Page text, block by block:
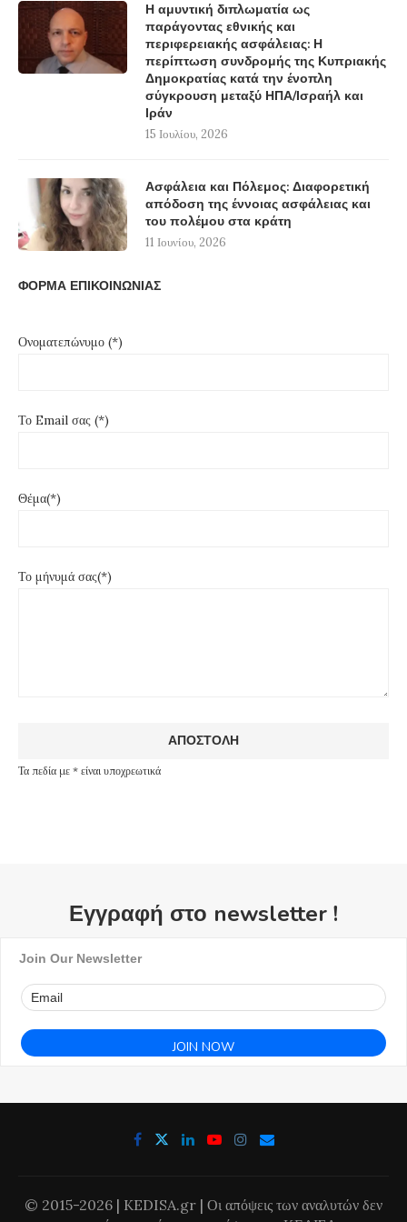
Η αμυντική διπλωματία ως
παράγοντας εθνικής και
περιφερειακής ασφάλειας: Η
περίπτωση συνδρομής της Κυπριακής
Δημοκρατίας κατά την ένοπλη
σύγκρουση μεταξύ ΗΠΑ/Ισραήλ και
Ιράν
15 Ιουλίου, 2026
Ασφάλεια και Πόλεμος: Διαφορετική
απόδοση της έννοιας ασφάλειας και
του πολέμου στα κράτη
11 Ιουνίου, 2026
ΦΟΡΜΑ ΕΠΙΚΟΙΝΩΝΙΑΣ
Ονοματεπώνυμο (*)
Το Email σας (*)
Θέμα(*)
Το μήνυμά σας(*)
Τα πεδία με * είναι υποχρεωτικά
Εγγραφή στο newsletter !
Join Our Newsletter
© 2015-2026 | KEDISA.gr | Οι απόψεις των αναλυτών δεν